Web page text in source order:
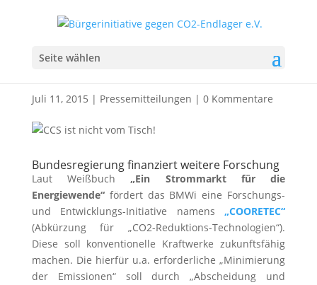
Seite wählen
Pressemitteilung: CCS ist
Juli 11, 2015 | Pressemitteilungen | 0 Kommentare
Bundesregierung finanziert weitere Forschung
Laut Weißbuch„Ein Strommarkt für die
Energiewende“fördert das BMWi eine Forschungs-
und Entwicklungs-Initiative namens„COORETEC“
(Abkürzung für „CO2-Reduktions-Technologien“).
Diese soll konventionelle Kraftwerke zukunftsfähig
machen. Die hierfür u.a. erforderliche „Minimierung
der Emissionen“ soll durch „Abscheidung und